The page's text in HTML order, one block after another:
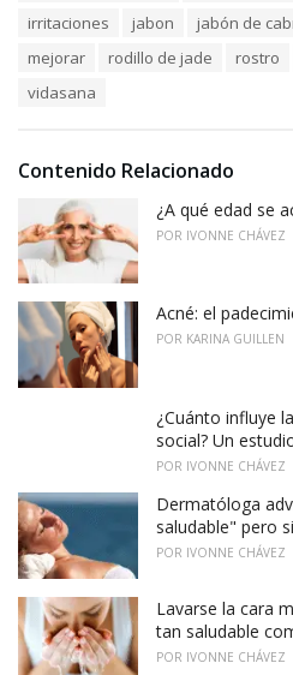
irritaciones
jabon jabón de
mejorar
rodillo de jade rostro
vidasana
Contenido Relacionado
¿A qué edad se
POR IVONNE CHÁVEZ
Acné: el
POR KARINA GUILLEN
¿Cuánto influye
social? Un
POR IVONNE CHÁVEZ
Dermatóloga
saludable" pero
POR IVONNE CHÁVEZ
Lavarse la cara
tan saludable
POR IVONNE CHÁVEZ